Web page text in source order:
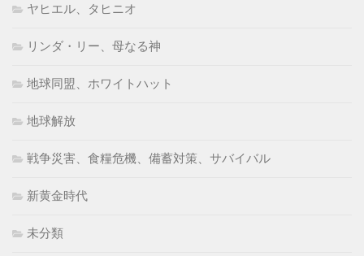
ヤヒエル、タヒニオ
リンダ・リー、母なる神
地球同盟、ホワイトハット
地球解放
戦争災害、食糧危機、備蓄対策、サバイバル
新黄金時代
未分類